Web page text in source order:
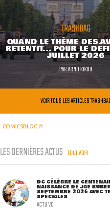
TRASHBAG
QUAND LE THÈME DES
RETENTIT... POUR LE
JUILLET 2026
PARARNO KIKOO
VOIR TOUS LES ARTICLES
COMICSBLOG.fr
LES DERNIÈRES ACTUS TOUT VOIR
DC CÉLÈBRE LE
NAISSANCE DE JOE
SEPTEMBRE 2026 AVEC
SPÉCIALES
ACTU VO